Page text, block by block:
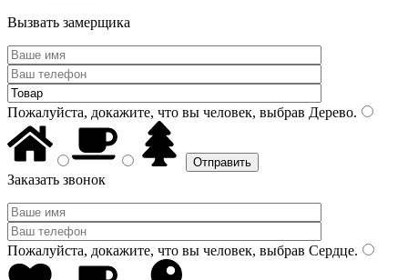
Вызвать замерщика
Пожалуйста, докажите, что вы человек, выбрав Дерево.
Заказать звонок
Пожалуйста, докажите, что вы человек, выбрав Сердце.